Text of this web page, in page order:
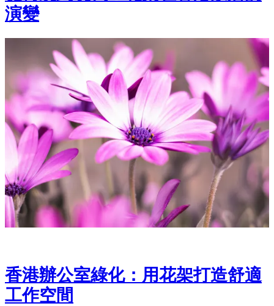
演變
香港辦公室綠化：用花架打造舒適
工作空間